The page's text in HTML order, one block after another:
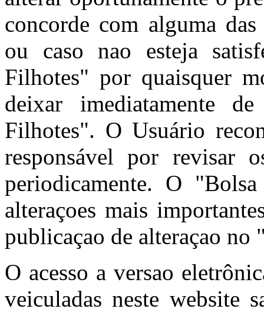
concorde com alguma
ou caso nao esteja
Filhotes" por quaisquer
deixar imediatamente
Filhotes". O Usuário
responsável por revisar
periodicamente. O
alteraçoes mais
publicaçao de alteraçao
O acesso a versao
veiculadas neste website